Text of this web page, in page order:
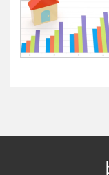
インボイス制度解説
喪中はがき